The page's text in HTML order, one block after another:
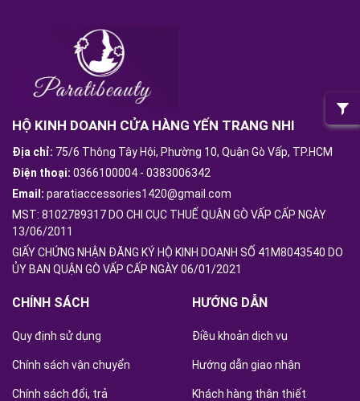
HỘ KINH DOANH CỬA HÀNG YẾN TRANG NHI
Địa chỉ: 75/6 Thông Tây Hội, Phường 10, Quận Gò Vấp, TP.HCM
Điện thoại: 0366100004 - 0383006342
Email: paratiaccessories1420@gmail.com
MST: 8102789317 DO CHI CỤC THUẾ QUẬN GÒ VẤP CẤP NGÀY
13/06/2011
GIẤY CHỨNG NHẬN ĐĂNG KÝ HỘ KINH DOANH SỐ 41M8043540 DO
ỦY BAN QUẬN GÒ VẤP CẤP NGÀY 06/01/2021
CHÍNH SÁCH
Quy định sử dụng
Chính sách vận chuyển
Chính sách đổi, trả
HƯỚNG DẪN
Điều khoản dịch vụ
Hướng dẫn giao nhận
Khách hàng thân thiết